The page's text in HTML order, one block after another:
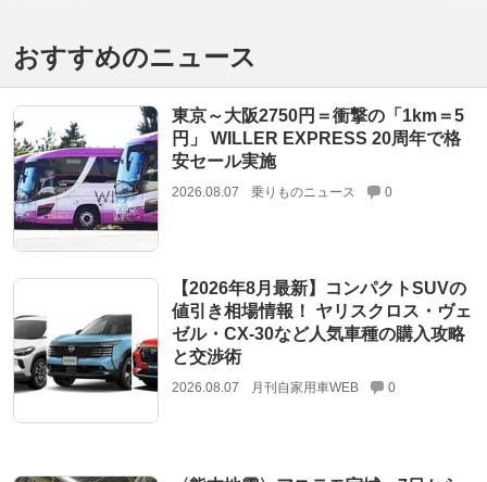
おすすめのニュース
東京～大阪2750円＝衝撃の「1km＝5
円」 WILLER EXPRESS 20周年で格
安セール実施
2026.08.07 乗りものニュース 0
【2026年8月最新】コンパクトSUVの
値引き相場情報！ ヤリスクロス・ヴェ
ゼル・CX-30など人気車種の購入攻略
と交渉術
2026.08.07 月刊自家用車WEB 0